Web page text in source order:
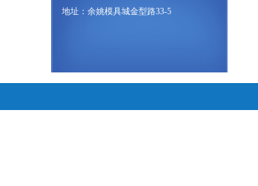
地址：余姚模具城金型路33-5